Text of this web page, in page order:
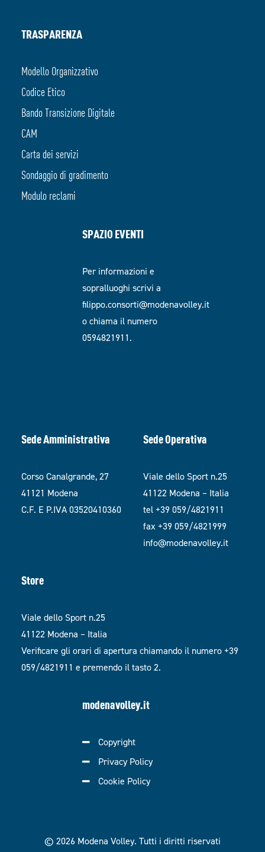
TRASPARENZA
Modello Organizzativo
Codice Etico
Bando Transizione Digitale
CAM
Carta dei servizi
Sondaggio di gradimento
Modulo reclami
SPAZIO EVENTI
Per informazioni e
sopralluoghi scrivi a
filippo.consorti@modenavolley.it
o chiama il numero
0594821911.
Sede Amministrativa
Corso Canalgrande, 27
41121 Modena
C.F. E P.IVA 03520410360
Sede Operativa
Viale dello Sport n.25
41122 Modena – Italia
tel +39 059/4821911
fax +39 059/4821999
info@modenavolley.it
Store
Viale dello Sport n.25
41122 Modena – Italia
Verificare gli orari di apertura chiamando il numero +39
059/4821911 e premendo il tasto 2.
modenavolley.it
Copyright
Privacy Policy
Cookie Policy
© 2026 Modena Volley. Tutti i diritti riservati